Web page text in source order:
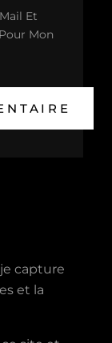
Et
Mon
capture
et la